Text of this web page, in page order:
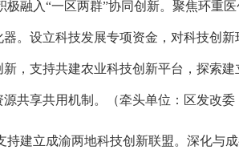
极融入“一区两群”协同创新。 聚焦环重
器。设立科技发展专项资金，对科技创
新，支持共建农业科技创新平台，探索
共享共用机制。 （牵头单位：区发改
持建立成渝两地科技创新联盟。 深化与